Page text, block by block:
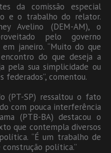
da comissão especial
e o trabalho do relator.
Avelino (DEM-AM), o
pelo governo
janeiro. “Muito do que
do que deseja a
pela sua simplicidade ou
federados”, comentou.
(PT-SP) ressaltou o fato
com pouca interferência
(PTB-BA) destacou o
que contempla diversos
“É um trabalho de
política.”